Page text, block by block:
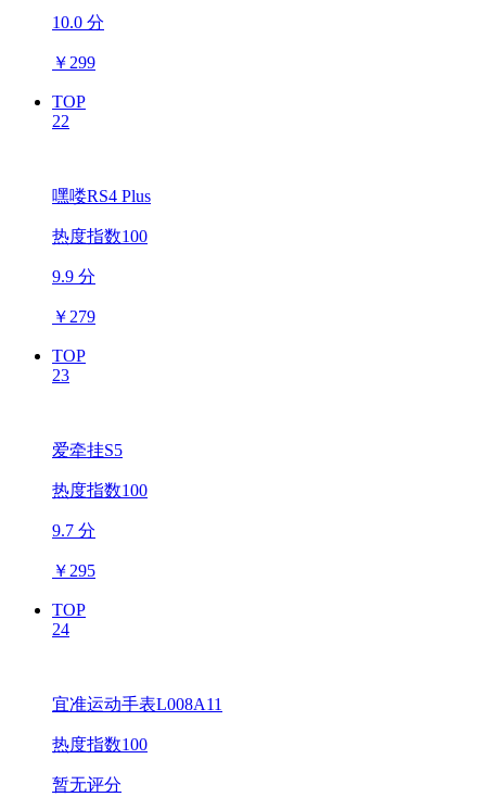
10.0 分
￥ 299
TOP
22
嘿喽RS4 Plus
热度指数100
9.9 分
￥ 279
TOP
23
爱牵挂S5
热度指数100
9.7 分
￥ 295
TOP
24
宜准运动手表L008A11
热度指数100
暂无评分